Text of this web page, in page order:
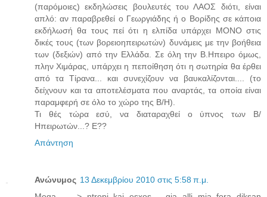
(παρόμοιες) εκδηλώσεις βουλευτές του ΛΑΟΣ διότι, είναι
απλό: αν παραβρεθεί ο Γεωργιάδης ή ο Βορίδης σε κάποια
εκδήλωσή θα τους πεί ότι η ελπίδα υπάρχει ΜΟΝΟ στις
δικές τους (των βορειοηπειρωτών) δυνάμεις με την βοήθεια
των (δεξιών) από την Ελλάδα. Σε όλη την Β.Ηπειρο όμως,
πλην Χιμάρας, υπάρχει η πεποίθηση ότι η σωτηρία θα έρθει
από τα Τίρανα... και συνεχίζουν να βαυκαλίζονται.... (το
δείχνουν και τα αποτελέσματα που αναρτάς, τα οποία είναι
παραμφερή σε όλο το χώρο της Β/Η).
Τι θές τώρα εσύ, να διαταραχθεί ο ύπνος των Β/
Ηπειρωτών...? Ε??
Απάντηση
Ανώνυμος 13 Δεκεμβρίου 2010 στις 5:58 π.μ.